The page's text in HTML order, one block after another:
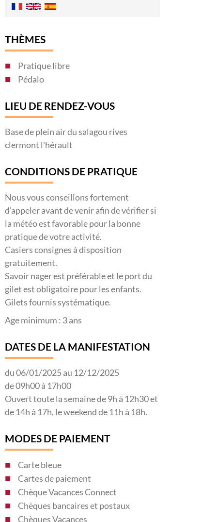
THÈMES
Pratique libre
Pédalo
LIEU DE RENDEZ-VOUS
Base de plein air du salagou rives
clermont l'hérault
CONDITIONS DE PRATIQUE
Nous vous conseillons fortement
d'appeler avant de venir afin de vérifier si
la météo est favorable pour la bonne
pratique de votre activité.
Casiers consignes à disposition
gratuitement.
Savoir nager est préférable et le port du
gilet est obligatoire pour les enfants.
Gilets fournis systématique.
Age minimum : 3 ans
DATES DE LA MANIFESTATION
du 06/01/2025 au 12/12/2025
de 09h00 à 17h00
Ouvert toute la semaine de 9h à 12h30 et
de 14h à 17h, le weekend de 11h à 18h.
MODES DE PAIEMENT
Carte bleue
Cartes de paiement
Chèque Vacances Connect
Chèques bancaires et postaux
Chèques Vacances